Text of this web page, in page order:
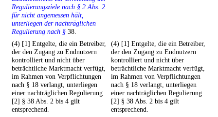
Regulierungsziele nach § 2 Abs. 2
für nicht angemessen hält,
unterliegen der nachträglichen
Regulierung nach § 38.
(4) [1] Entgelte, die ein Betreiber,
der den Zugang zu Endnutzern
kontrolliert und nicht über
beträchtliche Marktmacht verfügt,
im Rahmen von Verpflichtungen
nach § 18 verlangt, unterliegen
einer nachträglichen Regulierung.
[2] § 38 Abs. 2 bis 4 gilt
entsprechend.
(4) [1] Entgelte, die ein Betreiber,
der den Zugang zu Endnutzern
kontrolliert und nicht über
beträchtliche Marktmacht verfügt,
im Rahmen von Verpflichtungen
nach § 18 verlangt, unterliegen
einer nachträglichen Regulierung.
[2] § 38 Abs. 2 bis 4 gilt
entsprechend.